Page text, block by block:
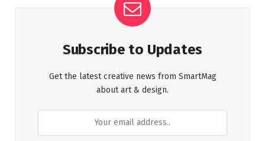
Subscribe to Updates
Get the latest creative news from SmartMag
about art & design.